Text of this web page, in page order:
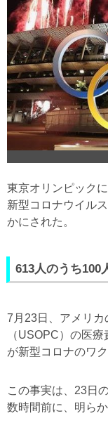
東京オリンピック
新型コロナウイル
かにされた。
613人のうち100
7月23日、アメリ
（USOPC）の医
が新型コロナのワ
この事実は、23日
数時間前に、明らか